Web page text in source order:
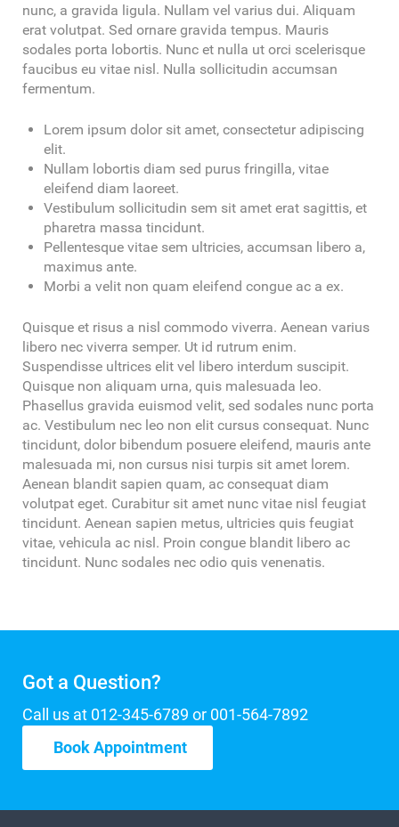
nunc, a gravida ligula. Nullam vel varius dui. Aliquam
erat volutpat. Sed ornare gravida tempus. Mauris
sodales porta lobortis. Nunc et nulla ut orci scelerisque
faucibus eu vitae nisl. Nulla sollicitudin accumsan
fermentum.
Lorem ipsum dolor sit amet, consectetur adipiscing
elit.
Nullam lobortis diam sed purus fringilla, vitae
eleifend diam laoreet.
Vestibulum sollicitudin sem sit amet erat sagittis, et
pharetra massa tincidunt.
Pellentesque vitae sem ultricies, accumsan libero a,
maximus ante.
Morbi a velit non quam eleifend congue ac a ex.
Quisque et risus a nisl commodo viverra. Aenean varius
libero nec viverra semper. Ut id rutrum enim.
Suspendisse ultrices elit vel libero interdum suscipit.
Quisque non aliquam urna, quis malesuada leo.
Phasellus gravida euismod velit, sed sodales nunc porta
ac. Vestibulum nec leo non elit cursus consequat. Nunc
tincidunt, dolor bibendum posuere eleifend, mauris ante
malesuada mi, non cursus nisi turpis sit amet lorem.
Aenean blandit sapien quam, ac consequat diam
volutpat eget. Curabitur sit amet nunc vitae nisl feugiat
tincidunt. Aenean sapien metus, ultricies quis feugiat
vitae, vehicula ac nisl. Proin congue blandit libero ac
tincidunt. Nunc sodales nec odio quis venenatis.
Got a Question?
Call us at 012-345-6789 or 001-564-7892
Book Appointment